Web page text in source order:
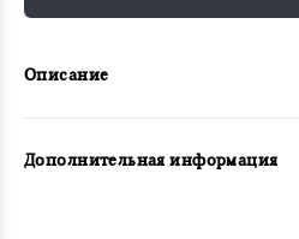
Описание
Дополнительная информация